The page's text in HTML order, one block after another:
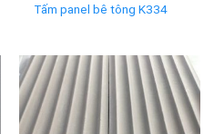
Tấm panel bê tông K334